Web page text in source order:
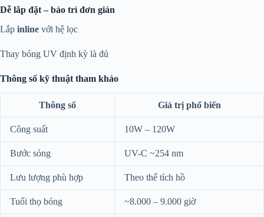
Dễ lắp đặt – bảo trì đơn giản
Lắp inline với hệ lọc
Thay bóng UV định kỳ là đủ
Thông số kỹ thuật tham khảo
Thông số Giá trị phổ biến
Công suất 10W – 120W
Bước sóng UV-C ~254 nm
Lưu lượng phù hợp Theo thể tích hồ
Tuổi thọ bóng ~8.000 – 9.000 giờ